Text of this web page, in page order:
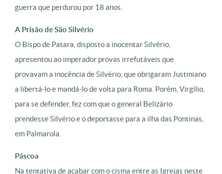
guerra que perdurou por 18 anos.
A Prisão de São Silvério
O Bispo de Patara, disposto a inocentar Silvério,
apresentou ao imperador provas irrefutáveis que
provavam a inocência de Silvério, que obrigaram Justiniano
a libertá-lo e mandá-lo de volta para Roma. Porém, Virgílio,
para se defender, fez com que o general Belizário
prendesse Silvério e o deportasse para a ilha das Pontinas,
em Palmarola.
Páscoa
Na tentativa de acabar com o cisma entre as Igrejas neste